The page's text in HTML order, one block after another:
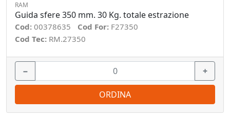
RAM
Guida sfere 350 mm. 30 Kg. totale estrazione
Cod: 00378635 Cod For: F27350
Cod Tec: RM.27350
− +
ORDINA